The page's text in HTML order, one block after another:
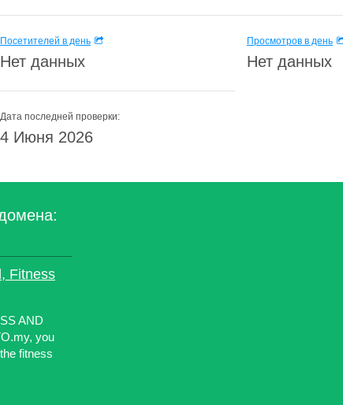
Посетителей в день
Нет данных
Просмотров в день
Нет данных
Дата последней проверки:
4 Июня 2026
Fitness
AND
you
fitness